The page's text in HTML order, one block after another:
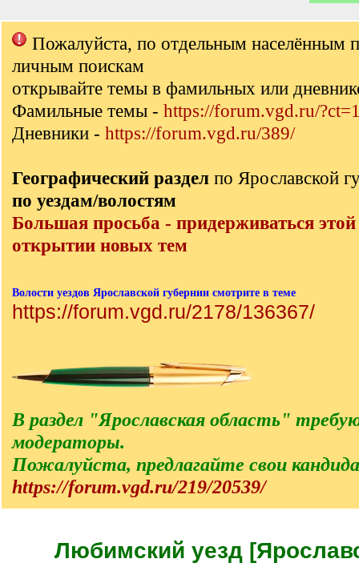
Пожалуйста, по отдельным населённым
личным поискам
открывайте темы в фамильных или
Фамильные темы - https://forum.vgd.ru/
Дневники - https://forum.vgd.ru/389/
Географический раздел по Ярославской
по уездам/волостям
Большая просьба - придерживаться
открытии новых тем
Волости уездов Ярославской губернии смотрите в теме
https://forum.vgd.ru/2178/136367/
В раздел "Ярославская область"
модераторы.
Пожалуйста, предлагайте свои
https://forum.vgd.ru/219/20539/
Любимский уезд